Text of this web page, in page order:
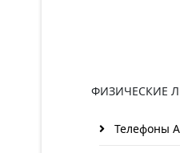
ФИЗИЧЕСКИЕ
Телефоны